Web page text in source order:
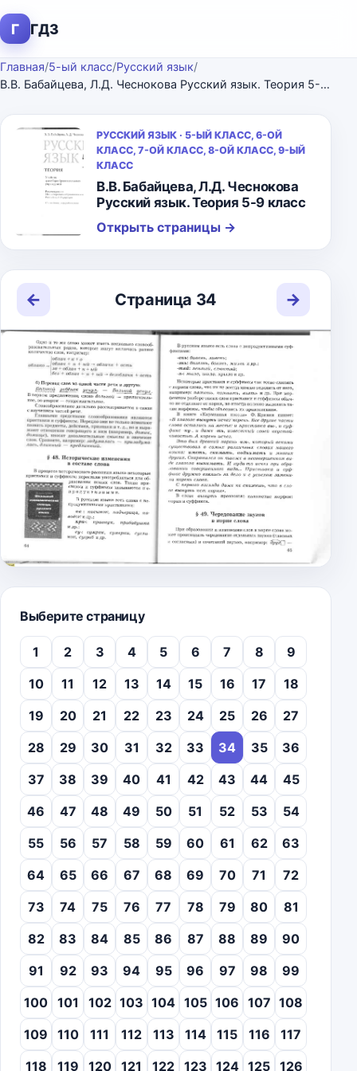
Г ГДЗ
Главная/5-ый класс/Русский язык/
В.В. Бабайцева, Л.Д. Чеснокова Русский язык. Теория 5-9 класс
РУССКИЙ ЯЗЫК · 5-ЫЙ КЛАСС, 6-ОЙ
КЛАСС, 7-ОЙ КЛАСС, 8-ОЙ КЛАСС, 9-ЫЙ
КЛАСС
В.В. Бабайцева, Л.Д. Чеснокова
Русский язык. Теория 5-9 класс
Открыть страницы →
← Страница 34 →
Выберите страницу
1 2 3 4 5 6 7 8
9
10
11 12 13 14 15 16 17
18
19
20 21 22 23 24 25 26
27
28
29 30 31 32 33 34 35
36
37
38 39 40 41 42 43 44
45
46
47 48 49 50 51 52 53
54
55
56 57 58 59 60 61 62
63
64
65 66 67 68 69 70 71
72
73
74 75 76 77 78 79 80
81
82
83 84 85 86 87 88 89
90
91
92 93 94 95 96 97 98
99
100 101 102 103 104 105 106 107 108
109
110 111 112 113 114 115 116
117
118
119 120 121 122 123 124 125 126